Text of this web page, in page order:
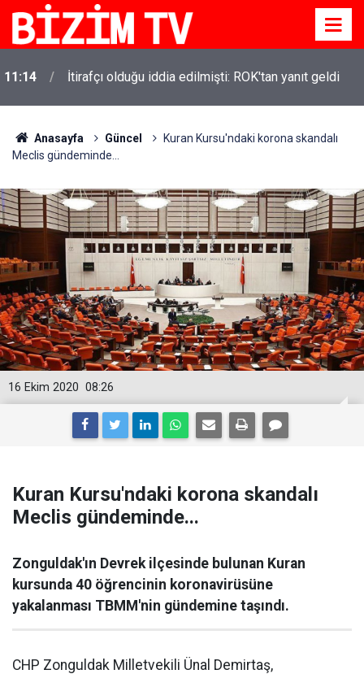
11:14 İtirafçı olduğu iddia edilmişti: ROK'tan yanıt geldi
Anasayfa Güncel
Kuran Kursu'ndaki korona skandalı
Meclis gündeminde...
08:26
16 Ekim 2020
Kuran Kursu'ndaki korona skandalı
Meclis gündeminde...
Zonguldak'ın Devrek ilçesinde bulunan Kuran
kursunda 40 öğrencinin koronavirüsüne
yakalanması TBMM'nin gündemine taşındı.
CHP Zonguldak Milletvekili Ünal Demirtaş,